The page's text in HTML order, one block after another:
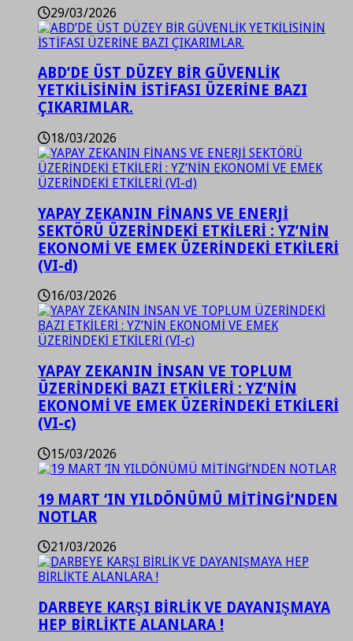
29/03/2026
ABD’DE ÜST DÜZEY BİR GÜVENLİK
YETKİLİSİNİN İSTİFASI ÜZERİNE BAZI
ÇIKARIMLAR.
18/03/2026
YAPAY ZEKANIN FİNANS VE ENERJİ
SEKTÖRÜ ÜZERİNDEKİ ETKİLERİ : YZ’NİN
EKONOMİ VE EMEK ÜZERİNDEKİ ETKİLERİ
(VI-d)
16/03/2026
YAPAY ZEKANIN İNSAN VE TOPLUM
ÜZERİNDEKİ BAZI ETKİLERİ : YZ’NİN
EKONOMİ VE EMEK ÜZERİNDEKİ ETKİLERİ
(VI-c)
15/03/2026
19 MART ‘IN YILDÖNÜMÜ MİTİNGİ’NDEN
NOTLAR
21/03/2026
DARBEYE KARŞI BİRLİK VE DAYANIŞMAYA
HEP BİRLİKTE ALANLARA !